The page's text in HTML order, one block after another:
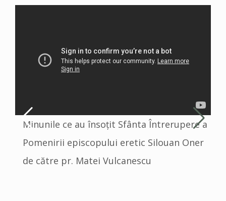
Minunile ce au însoțit Sfânta Întrerupere a
Pomenirii episcopului eretic Silouan Oner
de către pr. Matei Vulcanescu